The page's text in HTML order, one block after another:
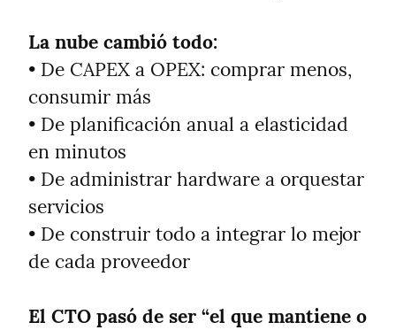
La nube cambió todo:
• De CAPEX a OPEX: comprar menos,
consumir más
• De planificación anual a elasticidad
en minutos
• De administrar hardware a orquestar
servicios
• De construir todo a integrar lo mejor
de cada proveedor
El CTO pasó de ser “el que mantiene o